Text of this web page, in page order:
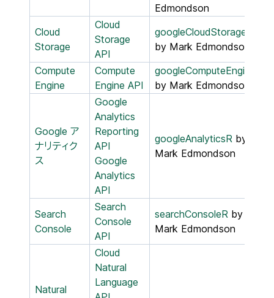
Edmondson
Cloud
Storage
Cloud
Storage
API
googleCloudStorageR
by Mark Edmondson
Compute
Engine
Compute
Engine API
googleComputeEngineR
by Mark Edmondson
Google ア
ナリティク
ス
Google
Analytics
Reporting
API
Google
Analytics
API
googleAnalyticsR by
Mark Edmondson
Search
Console
Search
Console
API
searchConsoleR by
Mark Edmondson
Natural
Cloud
Natural
Language